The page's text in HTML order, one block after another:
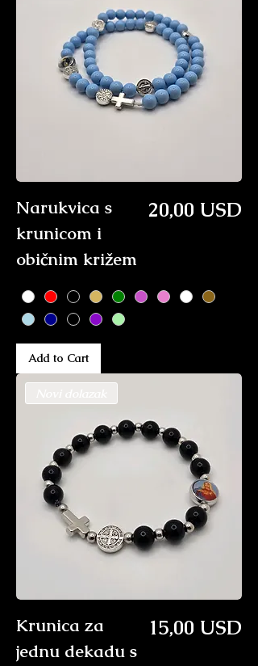
Narukvica s
krunicom i
običnim križem
Price
20,00 USD
Add to Cart
Krunica za
jednu dekadu s
Price
15,00 USD